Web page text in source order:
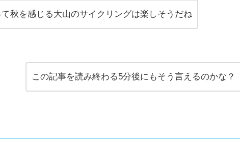
秋を感じる大山のサイクリングは楽しそうだね
この記事を読み終わる5分後にもそう言えるのかな？